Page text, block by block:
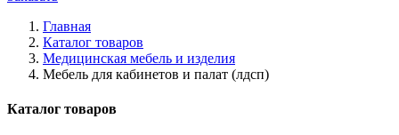
Главная
Каталог товаров
Медицинская мебель и изделия
Мебель для кабинетов и палат (лдсп)
Каталог товаров